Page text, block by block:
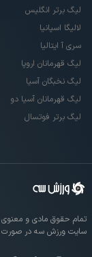
لیگ برتر انگلیس
لالیگا اسپانیا
سری آ ایتالیا
لیگ قهرمانان اروپا
لیگ نخبگان آسیا
لیگ قهرمانان آسیا دو
لیگ برتر فوتسال
تمام حقوق مادی و
سایت ورزش سه در صورت